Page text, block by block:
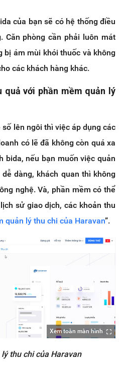
của bạn sẽ có hệ thống điều
Căn phòng cần phải luôn mát
bị ám mùi khói thuốc và không
các khách hàng khác.
quả với phần mềm quản lý
lên ngôi thì việc áp dụng các
có lẽ đã không còn quá xa
bida, nếu bạn muốn việc quản
dàng, khách quan thì không
nghệ. Và, phần mềm có thể
sử giao dịch, các khoản thu
quản lý thu chi của Haravan”.
Xem toàn màn hình
thu chi của Haravan